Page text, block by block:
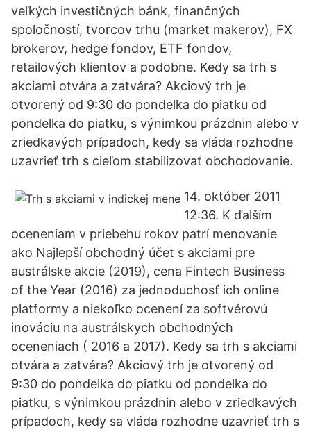
veľkých investičných bánk, finančných
spoločností, tvorcov trhu (market makerov), FX
brokerov, hedge fondov, ETF fondov,
retailových klientov a podobne. Kedy sa trh s
akciami otvára a zatvára? Akciový trh je
otvorený od 9:30 do pondelka do piatku od
pondelka do piatku, s výnimkou prázdnin alebo v
zriedkavých prípadoch, kedy sa vláda rozhodne
uzavrieť trh s cieľom stabilizovať obchodovanie.
14. október 2011
12:36. K ďalším
oceneniam v priebehu rokov patrí menovanie
ako Najlepší obchodný účet s akciami pre
austrálske akcie (2019), cena Fintech Business
of the Year (2016) za jednoduchosť ich online
platformy a niekoľko ocenení za softvérovú
inováciu na austrálskych obchodných
oceneniach ( 2016 a 2017). Kedy sa trh s akciami
otvára a zatvára? Akciový trh je otvorený od
9:30 do pondelka do piatku od pondelka do
piatku, s výnimkou prázdnin alebo v zriedkavých
prípadoch, kedy sa vláda rozhodne uzavrieť trh s